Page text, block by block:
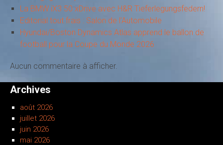
La BMW iX3 50 xDrive avec H&R Tieferlegungsfedern!
Editorial tout frais : Salon de l’Automobile
Hyundai/Boston Dynamics Atlas apprend le ballon de
football pour la Coupe du Monde 2026
Aucun commentaire à afficher.
Archives
août 2026
juillet 2026
juin 2026
mai 2026